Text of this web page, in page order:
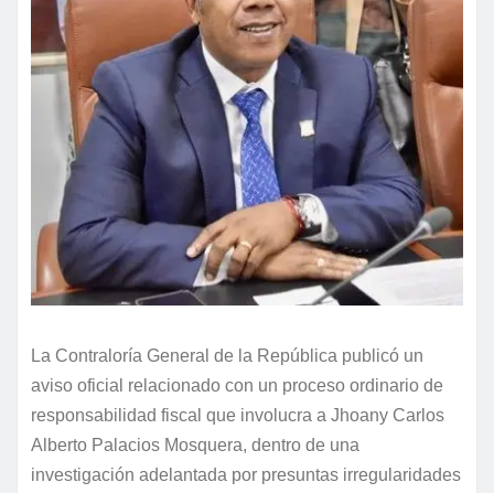
La Contraloría General de la República publicó un
aviso oficial relacionado con un proceso ordinario de
responsabilidad fiscal que involucra a Jhoany Carlos
Alberto Palacios Mosquera, dentro de una
investigación adelantada por presuntas irregularidades